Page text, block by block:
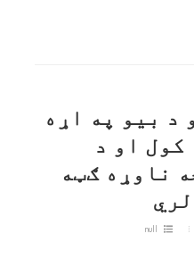
د بيو په اړه
کول او د
ناوړه ګټه